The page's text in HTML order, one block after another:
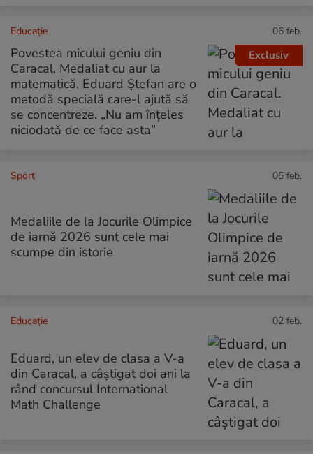
Exclusiv
Educație 06 feb.
Povestea micului geniu din
Caracal. Medaliat cu aur la
matematică, Eduard Ștefan are o
metodă specială care-l ajută să
se concentreze. „Nu am înțeles
niciodată de ce face asta”
Sport 05 feb.
Medaliile de la Jocurile Olimpice
de iarnă 2026 sunt cele mai
scumpe din istorie
Educație 02 feb.
Eduard, un elev de clasa a V-a
din Caracal, a câștigat doi ani la
rând concursul International
Math Challenge